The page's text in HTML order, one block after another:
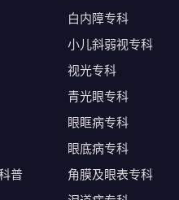
普
白内障专科
小儿斜弱视专科
视光专科
青光眼专科
眼眶病专科
眼底病专科
角膜及眼表专科